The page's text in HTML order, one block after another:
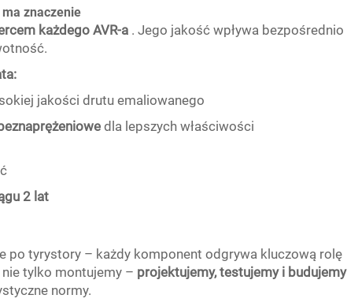
znaczenie
każdego AVR-a . Jego jakość wpływa bezpośrednio
jakości drutu emaliowanego
dla lepszych właściwości
2 lat
po tyrystory – każdy komponent odgrywa kluczową rolę
tylko montujemy – projektujemy, testujemy i budujemy
normy.